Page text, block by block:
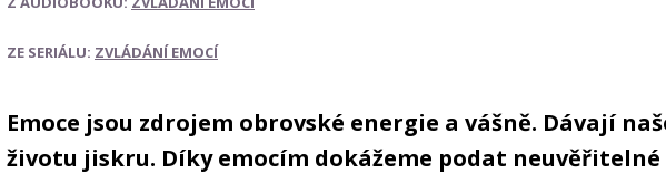
ZE SERIÁLU: ZVLÁDÁNÍ EMOCÍ
Emoce jsou zdrojem obrovské energie a vášně. Dávají
životu jiskru. Díky emocím dokážeme podat neuvěřitelné